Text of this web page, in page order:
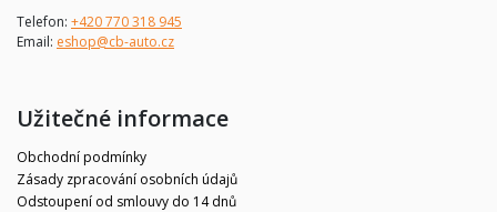
Telefon: +420 770 318 945
Email: eshop@cb-auto.cz
Užitečné informace
Obchodní podmínky
Zásady zpracování osobních údajů
Odstoupení od smlouvy do 14 dnů